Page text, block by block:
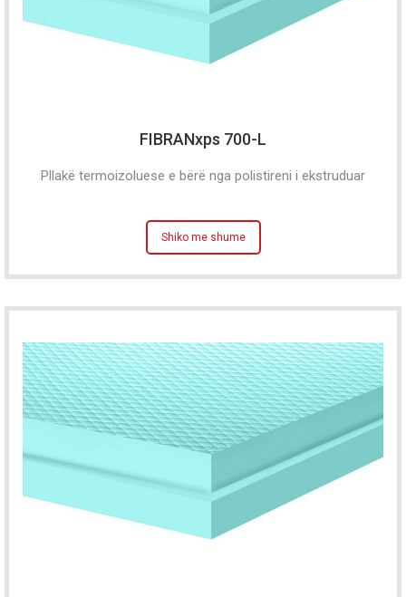
FIBRANxps 700-L
Pllakë termoizoluese e bërë nga polistireni i ekstruduar
Shiko me shume